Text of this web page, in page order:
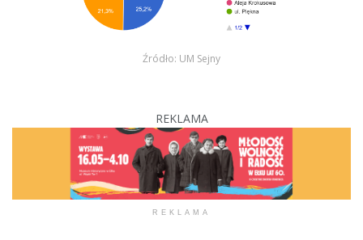
Źródło: UM Sejny
REKLAMA
REKLAMA